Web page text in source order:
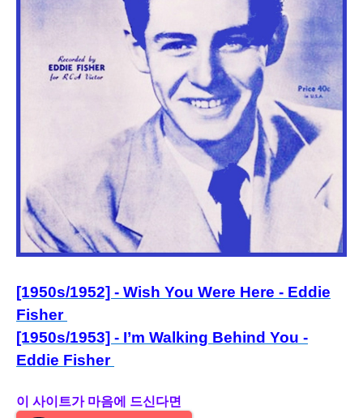
[1950s/1952] - Wish You Were Here - Eddie
Fisher
[1950s/1953] - I’m Walking Behind You -
Eddie Fisher
이 사이트가 마음에 드신다면